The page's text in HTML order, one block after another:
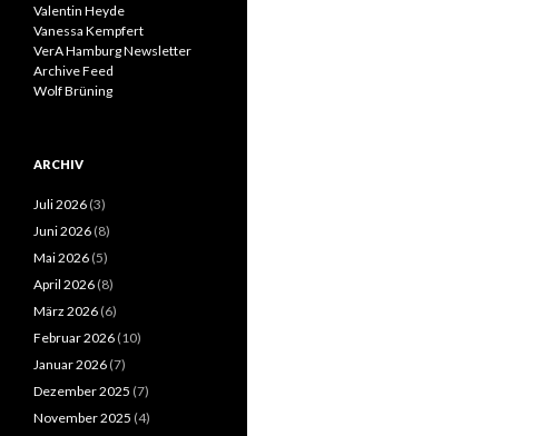
Valentin Heyde
Vanessa Kempfert
VerA Hamburg Newsletter
Archive Feed
Wolf Brüning
ARCHIV
Juli 2026 (3)
Juni 2026 (8)
Mai 2026 (5)
April 2026 (8)
März 2026 (6)
Februar 2026 (10)
Januar 2026 (7)
Dezember 2025 (7)
November 2025 (4)